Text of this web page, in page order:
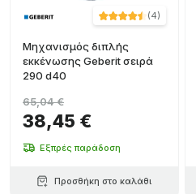
(4)
Μηχανισμός διπλής
εκκένωσης Geberit σειρά
290 d40
38,45 €
65,04 €
Εξπρές παράδοση
Προσθήκη στο καλάθι